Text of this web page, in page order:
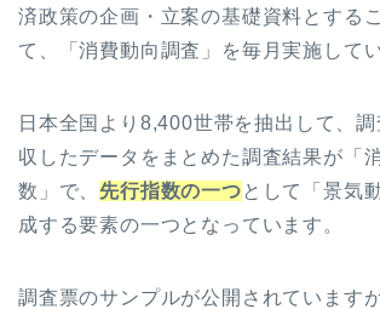
済政策の企画・立案の基礎資料とする
て、「消費動向調査」を毎月実施してい
日本全国より8,400世帯を抽出して、
収したデータをまとめた調査結果が「
数」で、 先行指数の一つ として「景気
成する要素の一つとなっています。
調査票のサンプルが公開されています